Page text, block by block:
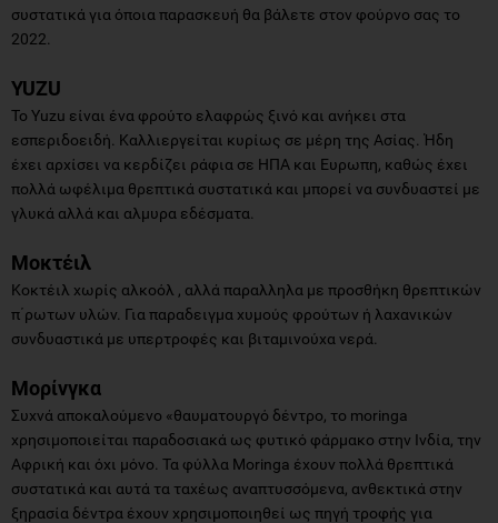
συστατικά για όποια παρασκευή θα βάλετε στον φούρνο σας το
2022.
YUZU
Το Yuzu είναι ένα φρούτο ελαφρώς ξινό και ανήκει στα
εσπεριδοειδή. Καλλιεργείται κυρίως σε μέρη της Ασίας. Ήδη
έχει αρχίσει να κερδίζει ράφια σε ΗΠΑ και Ευρωπη, καθώς έχει
πολλά ωφέλιμα θρεπτικά συστατικά και μπορεί να συνδυαστεί με
γλυκά αλλά και αλμυρα εδέσματα.
Μοκτέιλ
Κοκτέιλ χωρίς αλκοόλ , αλλά παραλληλα με προσθήκη θρεπτικών
π΄ρωτων υλών. Για παραδειγμα χυμούς φρούτων ή λαχανικών
συνδυαστικά με υπερτροφές και βιταμινούχα νερά.
Μορίνγκα
Συχνά αποκαλούμενο «θαυματουργό δέντρο, το moringa
χρησιμοποιείται παραδοσιακά ως φυτικό φάρμακο στην Ινδία, την
Αφρική και όχι μόνο. ​​Τα φύλλα Moringa έχουν πολλά θρεπτικά
συστατικά και αυτά τα ταχέως αναπτυσσόμενα, ανθεκτικά στην
ξηρασία δέντρα έχουν χρησιμοποιηθεί ως πηγή τροφής για